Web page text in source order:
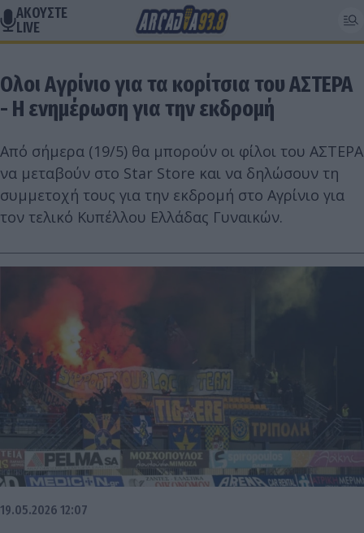
ΑΚΟΥΣΤΕ
LIVE
Ολοι Αγρίνιο για τα κορίτσια του ΑΣΤΕΡΑ
- Η ενημέρωση για την εκδρομή
Από σήμερα (19/5) θα μπορούν οι φίλοι του ΑΣΤΕΡΑ
να μεταβούν στο Star Store και να δηλώσουν τη
συμμετοχή τους για την εκδρομή στο Αγρίνιο για
τον τελικό Κυπέλλου Ελλάδας Γυναικών.
19.05.2026 12:07